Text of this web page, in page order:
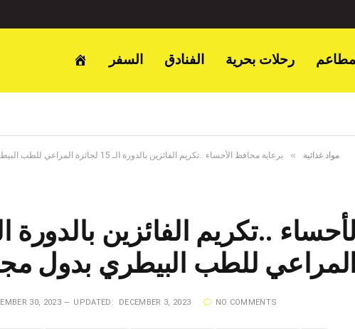
السفر الفنادق رحلات بحرية
مواد غذائية » برعاية محافظ الأحساء ..تكريم الفائزين بالدورة الـ 15 لجائزة المراعي للطب البيطري بدول مجلس التعاون
المراعي للطب البيطري بدول
30, 2023 UPDATED: DECEMBER 3, 2023 NO COMMENTS